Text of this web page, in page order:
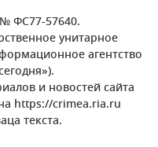
ФС77-57640.
унитарное
агентство
и новостей сайта
https://crimea.ria.ru
текста.